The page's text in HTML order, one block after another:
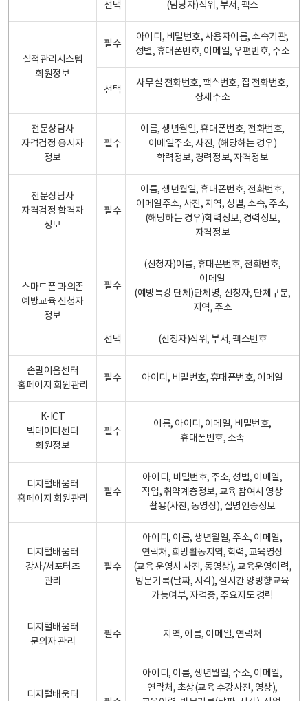
선택 (담당자)직위, 부서, 팩스
실적관리시스템
회원정보
필수
아이디, 비밀번호, 사용자이름, 소속기관,
성별, 휴대폰번호, 이메일, 우편번호, 주소
선택
사무실 전화번호, 팩스번호, 집 전화번호,
상세주소
전문상담사
자격검정 응시자
정보
필수
이름, 생년월일, 휴대폰번호, 전화번호,
이메일주소, 사진, (해당하는 경우)
학력정보, 경력정보, 자격정보
전문상담사
자격검정 합격자
정보
필수
이름, 생년월일, 휴대폰번호, 전화번호,
이메일주소, 사진, 지역, 성별, 소속, 주소,
(해당하는 경우)학력정보, 경력정보,
자격정보
스마트폰 과의존
예방교육 신청자
정보
필수
(신청자)이름, 휴대폰번호, 전화번호,
이메일
(예방특강 단체)단체명, 신청자, 단체구분,
지역, 주소
선택 (신청자)직위, 부서, 팩스번호
손말이음센터
홈페이지 회원관리
필수 아이디, 비밀번호, 휴대폰번호, 이메일
K-ICT
빅데이터센터
회원정보
필수
이름, 아이디, 이메일, 비밀번호,
휴대폰번호, 소속
디지털배움터
홈페이지 회원관리
필수
아이디, 비밀번호, 주소, 성별, 이메일,
직업, 취약계층정보, 교육 참여시 영상
촬용(사진, 동영상), 실명인증정보
디지털배움터
강사/서포터즈
관리
필수
아이디, 이름, 생년월일, 주소, 이메일,
연락처, 희망활동지역, 학력, 교육영상
(교육 운영시 사진, 동영상), 교육운영이력,
방문기록(날짜, 시각), 실시간 양방향교육
가능여부, 자격증, 주요지도 경력
디지털배움터
문의자 관리
필수 지역, 이름, 이메일, 연락처
디지털배움터
아이디, 이름, 생년월일, 주소, 이메일,
연락처, 초상(교육 수강사진, 영상),